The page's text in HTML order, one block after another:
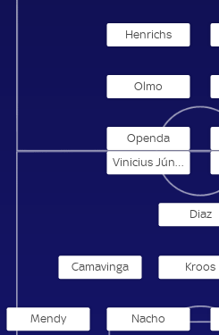
Henrichs
Olmo
Openda
Nacho
Mendy
Kroos
Camavinga
Diaz
Vinicius Júnior